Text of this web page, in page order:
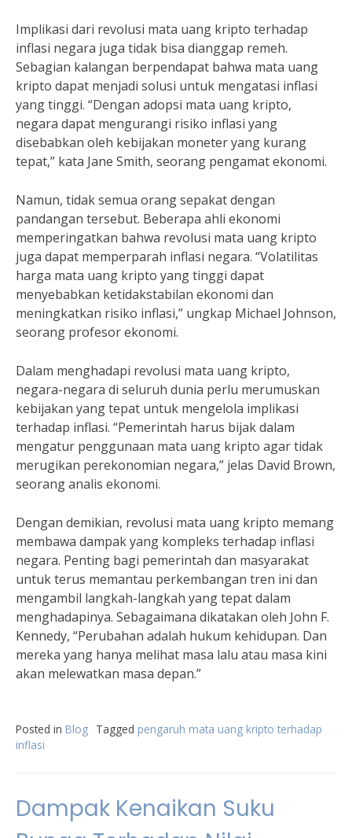
Implikasi dari revolusi mata uang kripto terhadap
inflasi negara juga tidak bisa dianggap remeh.
Sebagian kalangan berpendapat bahwa mata uang
kripto dapat menjadi solusi untuk mengatasi inflasi
yang tinggi. “Dengan adopsi mata uang kripto,
negara dapat mengurangi risiko inflasi yang
disebabkan oleh kebijakan moneter yang kurang
tepat,” kata Jane Smith, seorang pengamat ekonomi.
Namun, tidak semua orang sepakat dengan
pandangan tersebut. Beberapa ahli ekonomi
memperingatkan bahwa revolusi mata uang kripto
juga dapat memperparah inflasi negara. “Volatilitas
harga mata uang kripto yang tinggi dapat
menyebabkan ketidakstabilan ekonomi dan
meningkatkan risiko inflasi,” ungkap Michael Johnson,
seorang profesor ekonomi.
Dalam menghadapi revolusi mata uang kripto,
negara-negara di seluruh dunia perlu merumuskan
kebijakan yang tepat untuk mengelola implikasi
terhadap inflasi. “Pemerintah harus bijak dalam
mengatur penggunaan mata uang kripto agar tidak
merugikan perekonomian negara,” jelas David Brown,
seorang analis ekonomi.
Dengan demikian, revolusi mata uang kripto memang
membawa dampak yang kompleks terhadap inflasi
negara. Penting bagi pemerintah dan masyarakat
untuk terus memantau perkembangan tren ini dan
mengambil langkah-langkah yang tepat dalam
menghadapinya. Sebagaimana dikatakan oleh John F.
Kennedy, “Perubahan adalah hukum kehidupan. Dan
mereka yang hanya melihat masa lalu atau masa kini
akan melewatkan masa depan.”
Posted in Blog Tagged pengaruh mata uang kripto terhadap
inflasi
Dampak Kenaikan Suku